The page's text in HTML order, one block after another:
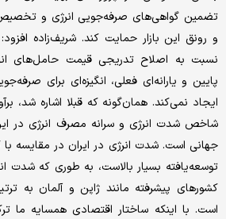
تضمین گواهی‌‌‌های صرفه‌‌‌جویی انرژی و تخصیص
و رونق این بازار حمایت کند. شریف‌‌‌زاده
نسبت به اصلاح تدریجی قیمت حامل‌‌‌های
پایین و یارانه‌‌‌ای فعلی، انگیزه‌‌‌ای برای
ایجاد نمی‌‌‌کند. همان‌گونه که قبلا اشاره شد،
شاخص شدت انرژی و سرانه مصرف انرژی در
جهانی است. شدت انرژی در ایران در مقایسه
توسعه‌یافته بسیار بالاست، به طوری که شدت
است. با اینکه ساختار اقتصادی همسایه ما